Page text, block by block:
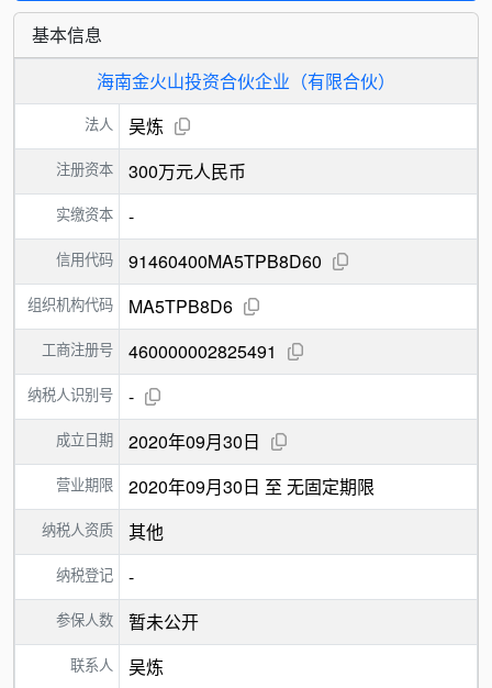
基本信息
海南金火山投资合伙企业（有限合伙）
法人 吴炼
注册资本 300万元人民币
实缴资本 -
信用代码 91460400MA5TPB8D60
组织机构代码 MA5TPB8D6
工商注册号 460000002825491
纳税人识别号 -
成立日期 2020年09月30日
营业期限 2020年09月30日 至 无固定期限
纳税人资质 其他
纳税登记 -
参保人数 暂未公开
联系人 吴炼